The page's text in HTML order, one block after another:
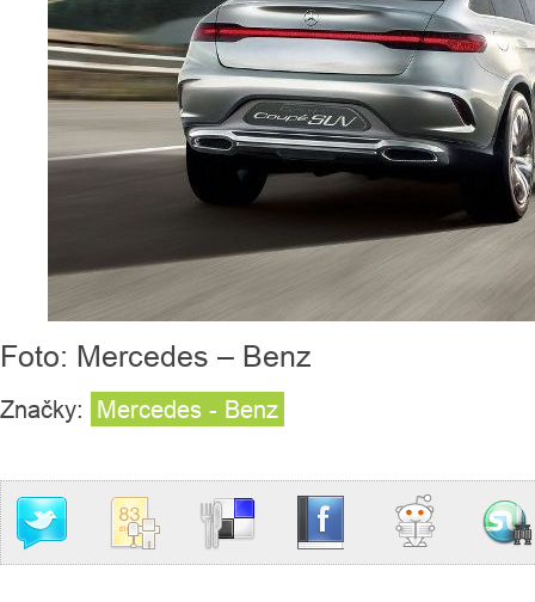
Foto: Mercedes – Benz
Značky: Mercedes - Benz